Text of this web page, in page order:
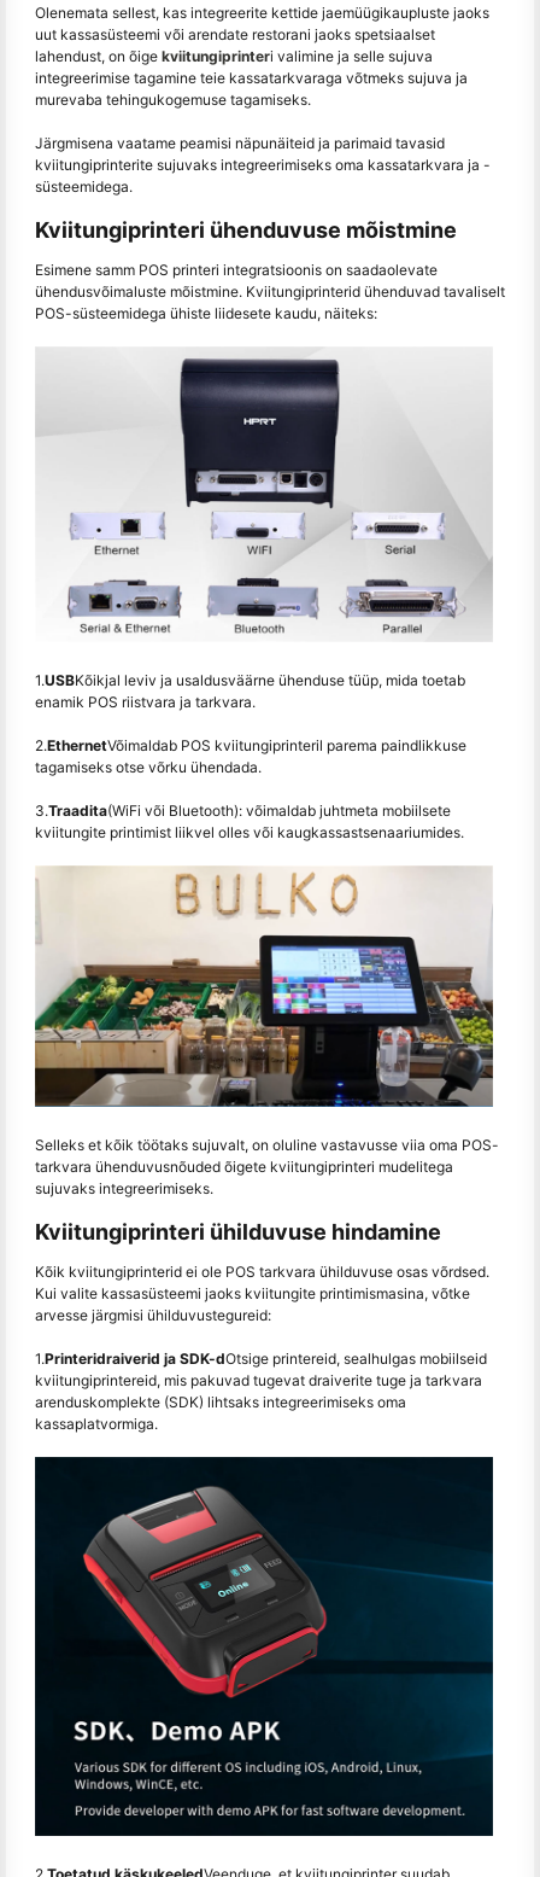
Olenemata sellest, kas integreerite kettide jaemüügikaupluste jaoks
uut kassasüsteemi või arendate restorani jaoks spetsiaalset
lahendust, on õige kviitungiprinteri valimine ja selle sujuva
integreerimise tagamine teie kassatarkvaraga võtmeks sujuva ja
murevaba tehingukogemuse tagamiseks.
Järgmisena vaatame peamisi näpunäiteid ja parimaid tavasid
kviitungiprinterite sujuvaks integreerimiseks oma kassatarkvara ja -
süsteemidega.
Kviitungiprinteri ühenduvuse mõistmine
Esimene samm POS printeri integratsioonis on saadaolevate
ühendusvõimaluste mõistmine. Kviitungiprinterid ühenduvad tavaliselt
POS-süsteemidega ühiste liidesete kaudu, näiteks:
1.USBKõikjal leviv ja usaldusväärne ühenduse tüüp, mida toetab
enamik POS riistvara ja tarkvara.
2.EthernetVõimaldab POS kviitungiprinteril parema paindlikkuse
tagamiseks otse võrku ühendada.
3.Traadita(WiFi või Bluetooth): võimaldab juhtmeta mobiilsete
kviitungite printimist liikvel olles või kaugkassastsenaariumides.
Selleks et kõik töötaks sujuvalt, on oluline vastavusse viia oma POS-
tarkvara ühenduvusnõuded õigete kviitungiprinteri mudelitega
sujuvaks integreerimiseks.
Kviitungiprinteri ühilduvuse hindamine
Kõik kviitungiprinterid ei ole POS tarkvara ühilduvuse osas võrdsed.
Kui valite kassasüsteemi jaoks kviitungite printimismasina, võtke
arvesse järgmisi ühilduvustegureid:
1.Printeridraiverid ja SDK-dOtsige printereid, sealhulgas mobiilseid
kviitungiprintereid, mis pakuvad tugevat draiverite tuge ja tarkvara
arenduskomplekte (SDK) lihtsaks integreerimiseks oma
kassaplatvormiga.